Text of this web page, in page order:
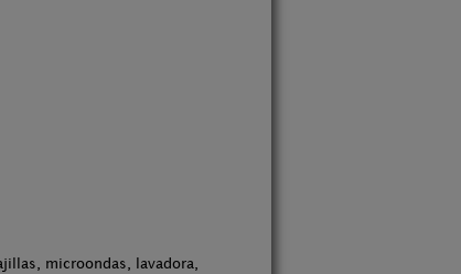
microondas, lavadora,